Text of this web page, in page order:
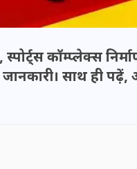
कॉम्प्लेक्स
जानकारी। साथ ही